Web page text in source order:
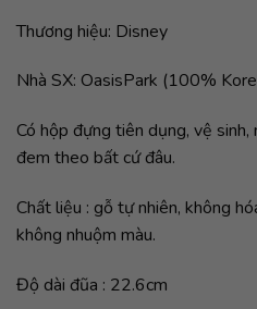
Thương hiệu: Disney
Nhà SX: OasisPark (100%
Có hộp đựng tiên dụng, vệ sinh,
đem theo bất cứ đâu.
Chất liệu : gỗ tự nhiên, không
không nhuộm màu.
Độ dài đũa : 22.6cm